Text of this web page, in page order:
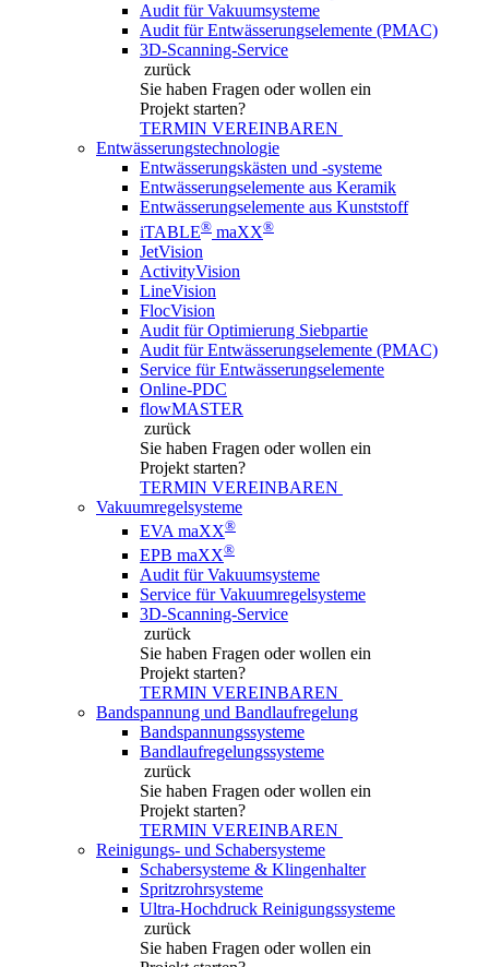
Audit für Vakuumsysteme
Audit für Entwässerungselemente (PMAC)
3D-Scanning-Service
zurück
Sie haben Fragen oder wollen ein
Projekt starten?
TERMIN VEREINBAREN
Entwässerungstechnologie
Entwässerungskästen und -systeme
Entwässerungselemente aus Keramik
Entwässerungselemente aus Kunststoff
iTABLE® maXX®
JetVision
ActivityVision
LineVision
FlocVision
Audit für Optimierung Siebpartie
Audit für Entwässerungselemente (PMAC)
Service für Entwässerungselemente
Online-PDC
flowMASTER
zurück
Sie haben Fragen oder wollen ein
Projekt starten?
TERMIN VEREINBAREN
Vakuumregelsysteme
EVA maXX®
EPB maXX®
Audit für Vakuumsysteme
Service für Vakuumregelsysteme
3D-Scanning-Service
zurück
Sie haben Fragen oder wollen ein
Projekt starten?
TERMIN VEREINBAREN
Bandspannung und Bandlaufregelung
Bandspannungssysteme
Bandlaufregelungssysteme
zurück
Sie haben Fragen oder wollen ein
Projekt starten?
TERMIN VEREINBAREN
Reinigungs- und Schabersysteme
Schabersysteme & Klingenhalter
Spritzrohrsysteme
Ultra-Hochdruck Reinigungssysteme
zurück
Sie haben Fragen oder wollen ein